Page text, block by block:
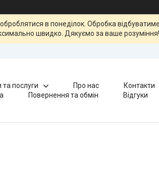
в понеділок. Обробка
швидко. Дякуємо за ваше розуміння!
та послуги Про нас
Контакти
Повернення та обмін Відгуки